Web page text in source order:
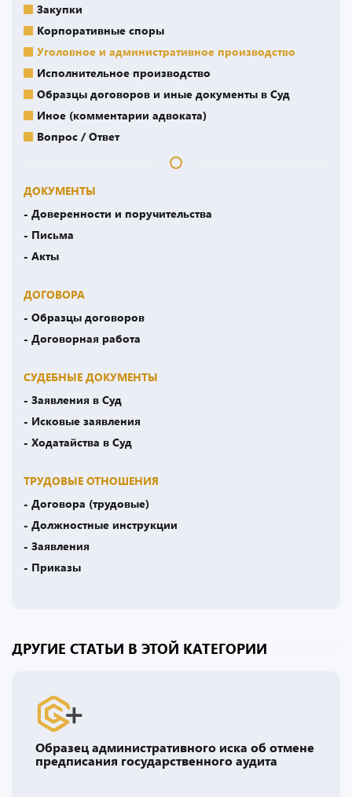
Закупки
Корпоративные споры
Уголовное и административное производство
Исполнительное производство
Образцы договоров и иные документы в Суд
Иное (комментарии адвоката)
Вопрос / Ответ
ДОКУМЕНТЫ
- Доверенности и поручительства
- Письма
- Акты
ДОГОВОРА
- Образцы договоров
- Договорная работа
СУДЕБНЫЕ ДОКУМЕНТЫ
- Заявления в Суд
- Исковые заявления
- Ходатайства в Суд
ТРУДОВЫЕ ОТНОШЕНИЯ
- Договора (трудовые)
- Должностные инструкции
- Заявления
- Приказы
ДРУГИЕ СТАТЬИ В ЭТОЙ КАТЕГОРИИ
Образец административного иска об отмене
предписания государственного аудита